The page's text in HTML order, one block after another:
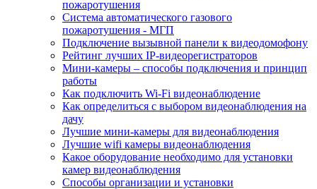
пожаротушения
Система автоматического газового
пожаротушения - МГП
Подключение вызывной панели к видеодомофону
Рейтинг лучших IP-видеорегистраторов
Мини-камеры – способы подключения и принцип
работы
Как подключить Wi-Fi видеонаблюдение
Как определиться с выбором видеонаблюдения на
дачу
Лучшие мини-камеры для видеонаблюдения
Лучшие wifi камеры видеонаблюдения
Какое оборудование необходимо для установки
камер видеонаблюдения
Способы организации и установки